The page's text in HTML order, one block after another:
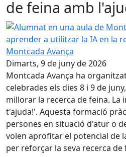
de feina amb
Alumnat en una aula de
aprender a utilitzar la IA en la
Montcada Avança
Dimarts, 9 de juny de 2026
Montcada Avança ha
celebrades els dies 8 i 9 de
millorar la recerca de feina. La
t'ajuda!'. Aquesta formació
persones en situació d'atur o
volen aprofitar el potencial de
per reforçar la seva recerca de